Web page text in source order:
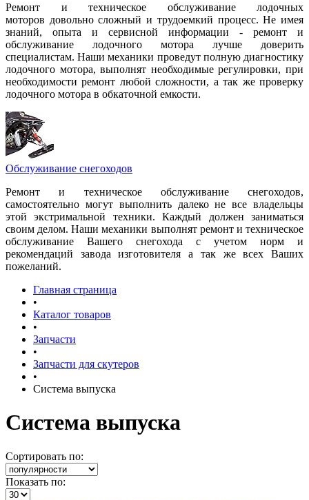
Ремонт и техническое обслуживание лодочных
моторов довольно сложный и трудоемкий процесс. Не имея
знаний, опыта и сервисной информации - ремонт и
обслуживание лодочного мотора лучше доверить
специалистам. Наши механики проведут полную диагностику
лодочного мотора, выполнят необходимые регулировки, при
необходимости ремонт любой сложности, а так же проверку
лодочного мотора в обкаточной емкости.
Обслуживание снегоходов
Ремонт и техническое обслуживание снегоходов,
самостоятельно могут выполнить далеко не все владельцы
этой экстримальной техники. Каждый должен заниматься
своим делом. Наши механики выполнят ремонт и техническое
обслуживание Вашего снегохода с учетом норм и
рекомендаций завода изготовителя а так же всех Ваших
пожеланий.
Главная страница
•
Каталог товаров
•
Запчасти
•
Запчасти для скутеров
•
Система выпуска
Система выпуска
Сортировать по:
Показать по: